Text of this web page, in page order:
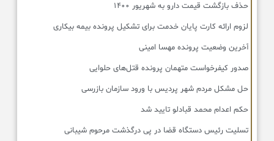
حذف بازگشت قیمت دارو به شهریور ۱۴۰۰
لزوم ارائه کارت پایان خدمت برای تشکیل پرونده بیمه بیکاری
آخرین وضعیت پرونده مهسا امینی
صدور کیفرخواست متهمان پرونده قتل‌های حلوایی
حل مشکل مردم شهر پردیس با ورود سازمان بازرسی
حکم اعدام محمد قبادلو تایید شد
تسلیت رئیس دستگاه قضا در پی درگذشت مرحوم شیبانی